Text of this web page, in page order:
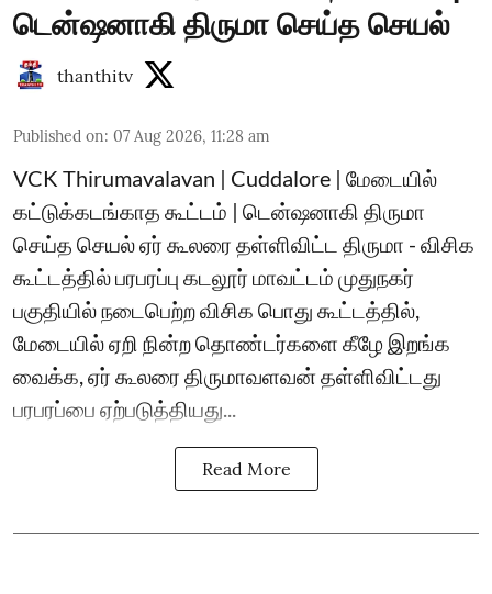
டென்ஷனாகி திருமா செய்த செயல்
thanthitv
Published on: 07 Aug 2026, 11:28 am
VCK Thirumavalavan | Cuddalore | மேடையில்
கட்டுக்கடங்காத கூட்டம் | டென்ஷனாகி திருமா
செய்த செயல் ஏர் கூலரை தள்ளிவிட்ட திருமா - விசிக
கூட்டத்தில் பரபரப்பு கடலூர் மாவட்டம் முதுநகர்
பகுதியில் நடைபெற்ற விசிக பொது கூட்டத்தில்,
மேடையில் ஏறி நின்ற தொண்டர்களை கீழே இறங்க
வைக்க, ஏர் கூலரை திருமாவளவன் தள்ளிவிட்டது
பரபரப்பை ஏற்படுத்தியது...
Read More